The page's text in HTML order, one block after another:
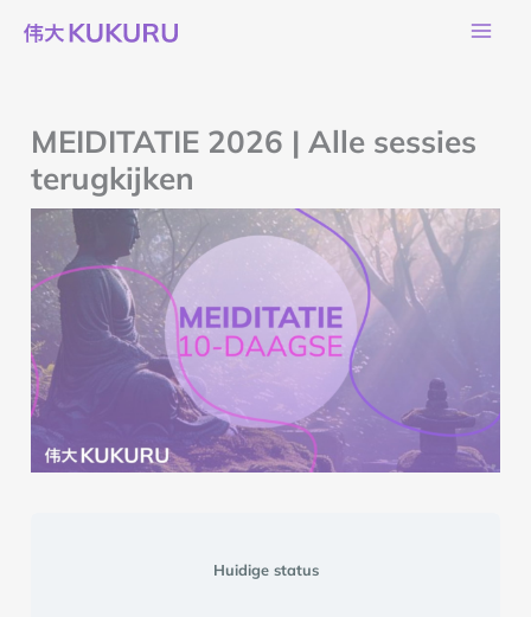
naar
MEIDITATIE 2026 | Alle sessies
terugkijken
Huidige status